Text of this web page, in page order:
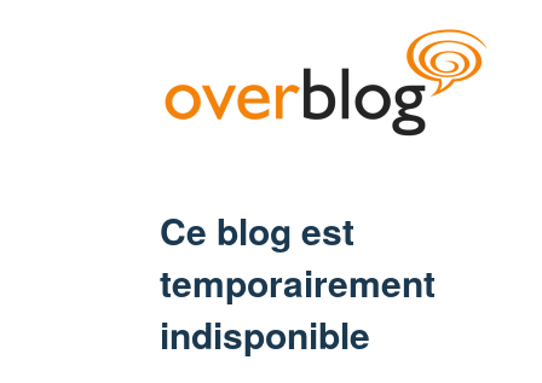
Ce blog est
temporairement
indisponible